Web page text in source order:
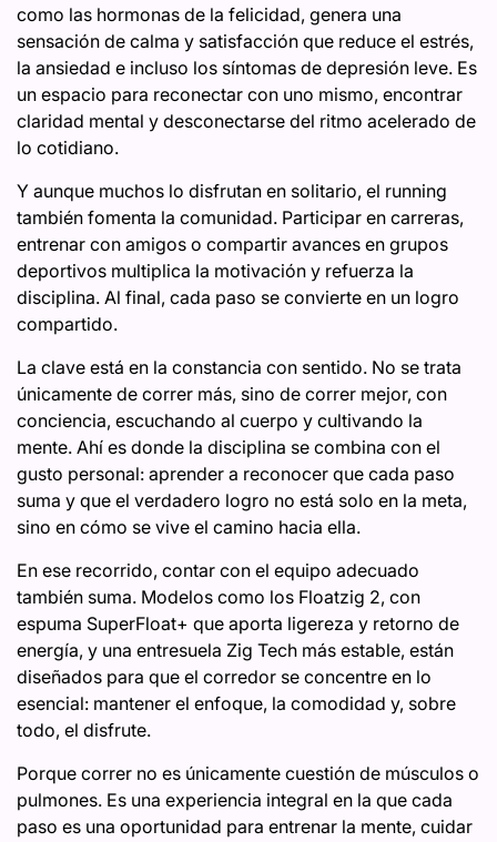
como las hormonas de la felicidad, genera una
sensación de calma y satisfacción que reduce el estrés,
la ansiedad e incluso los síntomas de depresión leve. Es
un espacio para reconectar con uno mismo, encontrar
claridad mental y desconectarse del ritmo acelerado de
lo cotidiano.
Y aunque muchos lo disfrutan en solitario, el running
también fomenta la comunidad. Participar en carreras,
entrenar con amigos o compartir avances en grupos
deportivos multiplica la motivación y refuerza la
disciplina. Al final, cada paso se convierte en un logro
compartido.
La clave está en la constancia con sentido. No se trata
únicamente de correr más, sino de correr mejor, con
conciencia, escuchando al cuerpo y cultivando la
mente. Ahí es donde la disciplina se combina con el
gusto personal: aprender a reconocer que cada paso
suma y que el verdadero logro no está solo en la meta,
sino en cómo se vive el camino hacia ella.
En ese recorrido, contar con el equipo adecuado
también suma. Modelos como los Floatzig 2, con
espuma SuperFloat+ que aporta ligereza y retorno de
energía, y una entresuela Zig Tech más estable, están
diseñados para que el corredor se concentre en lo
esencial: mantener el enfoque, la comodidad y, sobre
todo, el disfrute.
Porque correr no es únicamente cuestión de músculos o
pulmones. Es una experiencia integral en la que cada
paso es una oportunidad para entrenar la mente, cuidar